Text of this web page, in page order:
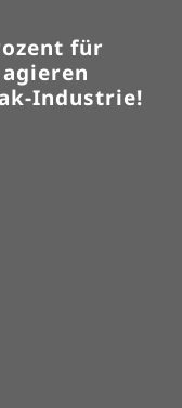
für
Industrie!